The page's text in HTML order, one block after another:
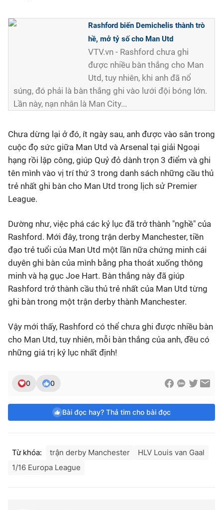
Bên lề
Rashford biến Demichelis thành trò
hề, mở tỷ số cho Man Utd
VTV.vn - Rashford chưa ghi
được nhiều bàn thắng cho Man
Utd, tuy nhiên, khi anh đã nổ
súng, đó phải là bàn thắng ghi vào lưới đội bóng lớn.
Lần này, nạn nhân là Man City...
Chưa dừng lại ở đó, ít ngày sau, anh được vào sân trong
cuộc đọ sức giữa Man Utd và Arsenal tại giải Ngoại
hạng rồi lập công, giúp Quỷ đỏ dành trọn 3 điểm và ghi
tên mình vào vị trí thứ 3 trong danh sách những cầu thủ
trẻ nhất ghi bàn cho Man Utd trong lịch sử Premier
League.
Dường như, việc phá các kỷ lục đã trở thành "nghề" của
Rashford. Mới đây, trong trận derby Manchester, tiền
đạo trẻ tuổi của Man Utd một lần nữa chứng minh cái
duyên ghi bàn của mình bằng pha thoát xuống thông
minh và hạ gục Joe Hart. Bàn thắng này đã giúp
Rashford trở thành cầu thủ trẻ nhất của Man Utd từng
ghi bàn trong một trận derby thành Manchester.
Vậy mới thấy, Rashford có thể chưa ghi được nhiều bàn
cho Man Utd, tuy nhiên, mỗi bàn thắng của anh, đều có
những giá trị kỷ lục nhất định!
0 0
Bài đọc hay? Thả tim cho bài đọc
Từ khóa: trận derby Manchester
HLV Louis van Gaal
1/16 Europa League